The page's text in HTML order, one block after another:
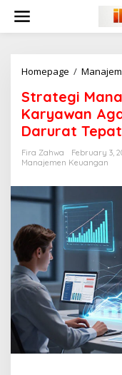
content
Homepage /
Strategi
Karyawan
Darurat
Fira Zahwa
February 3,
Manajemen Keuangan